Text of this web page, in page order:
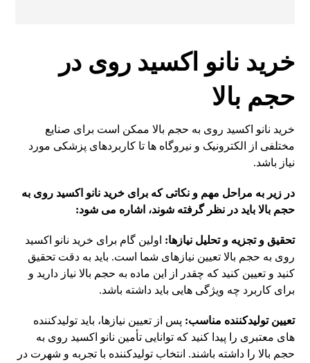
خرید نانو اکسید روی در
حجم بالا
خرید نانو اکسید روی به حجم بالا ممکن است برای صنایع
مختلفی از الکترونیک و نیروگاه ها تا کاربردهای پزشکی مورد
نیاز باشد.
در زیر به مراحل مهم و نکاتی که برای خرید نانو اکسید روی به
حجم بالا باید در نظر گرفته شوند، اشاره می شود:
تحقیق و تجزیه و تحلیل نیازها: اولین گام برای خرید نانو اکسید
روی به حجم بالا تعیین نیازهای شما است. باید به دقت تحقیق
کنید و تعیین کنید که چقدر از این ماده به حجم بالا نیاز دارید و
برای کاربرد چه ویژگی هایی باید داشته باشد.
تعیین تولیدکننده مناسب: پس از تعیین نیازها، باید تولیدکننده
های معتبری را پیدا کنید که توانایی تأمین نانو اکسید روی به
حجم بالا را داشته باشند. انتخاب تولیدکننده با تجربه و شهرت در